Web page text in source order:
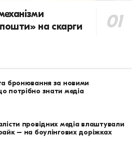
на скарги
бронювання за новими
потрібно знати медіа
провідних медіа влаштували
– на боулінгових доріжках